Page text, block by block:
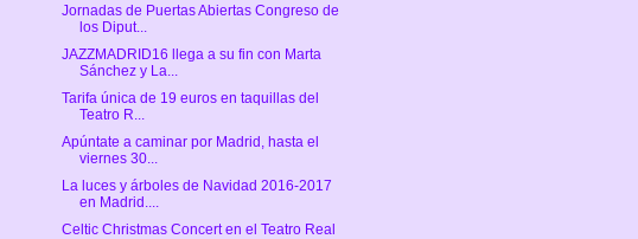
Jornadas de Puertas Abiertas Congreso de
los Diput...
JAZZMADRID16 llega a su fin con Marta
Sánchez y La...
Tarifa única de 19 euros en taquillas del
Teatro R...
Apúntate a caminar por Madrid, hasta el
viernes 30...
La luces y árboles de Navidad 2016-2017
en Madrid....
Celtic Christmas Concert en el Teatro Real